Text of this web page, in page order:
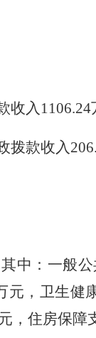
收入 1106.24
拨款收入
其中：一般
元，卫生健
，住房保障